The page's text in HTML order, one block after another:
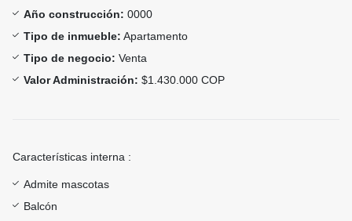
Año construcción: 0000
Tipo de inmueble: Apartamento
Tipo de negocio: Venta
Valor Administración: $1.430.000 COP
Características interna :
Admite mascotas
Balcón